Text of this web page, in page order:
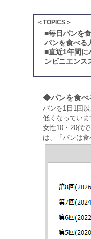
＜TOPICS＞
■毎日パンを
パンを食べる
■直近1年間に
ンビニエンス
◆パンを食べ
パンを1日1回
低くなっていま
女性10・20代
は、「パンは